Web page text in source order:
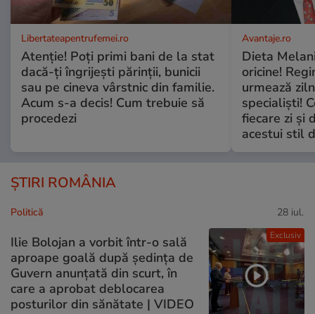
Libertateapentrufemei.ro
Atenție! Poți primi bani de la stat
dacă-ți îngrijești părinții, bunicii
sau pe cineva vârstnic din familie.
Acum s-a decis! Cum trebuie să
procedezi
Avantaje.ro
Dieta
oricine!
urmează
specialiști!
fiecare zi și
acestui stil
ȘTIRI ROMÂNIA
Exclusiv
Politică 28 iul.
Ilie Bolojan a vorbit într-o sală
aproape goală după ședința de
Guvern anunțată din scurt, în
care a aprobat deblocarea
posturilor din sănătate | VIDEO